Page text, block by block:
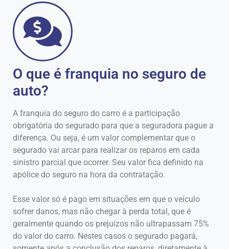
O que é franquia no seguro de
auto?
A franquia do seguro do carro é a participação
obrigatória do segurado para que a seguradora pague a
diferença. Ou seja, é um valor complementar que o
segurado vai arcar para realizar os reparos em cada
sinistro parcial que ocorrer. Seu valor fica definido na
apólice do seguro na hora da contratação.
Esse valor só é pago em situações em que o veículo
sofrer danos, mas não chegar à perda total, que é
geralmente quando os prejuízos não ultrapassam 75%
do valor do carro. Nestes casos o segurado pagará,